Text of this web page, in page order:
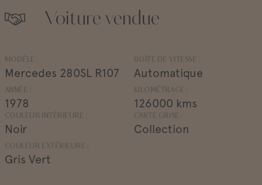
Voiture vendue
MODÈLE :
Mercedes 280SL R107
ANNÉE :
1978
BOÎTE DE VITESSE :
Automatique
KILOMÉTRAGE :
126000 kms
COULEUR INTÉRIEURE :
Noir
COULEUR EXTÉRIEURE :
Gris Vert
CARTE GRISE :
Collection